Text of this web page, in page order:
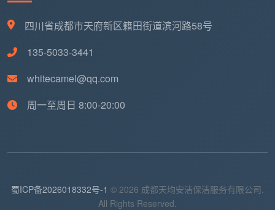
四川省成都市天府新区籍田街道滨河路58号
135-5033-3441
whitecamel@qq.com
周一至周日 8:00-20:00
蜀ICP备2026018332号-1 © 2026 成都天均安洁保洁服务有限公司.
All Rights Reserved.